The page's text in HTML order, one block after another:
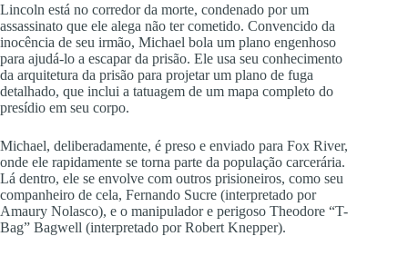
Lincoln está no corredor da morte, condenado por um
assassinato que ele alega não ter cometido. Convencido da
inocência de seu irmão, Michael bola um plano engenhoso
para ajudá-lo a escapar da prisão. Ele usa seu conhecimento
da arquitetura da prisão para projetar um plano de fuga
detalhado, que inclui a tatuagem de um mapa completo do
presídio em seu corpo.
Michael, deliberadamente, é preso e enviado para Fox River,
onde ele rapidamente se torna parte da população carcerária.
Lá dentro, ele se envolve com outros prisioneiros, como seu
companheiro de cela, Fernando Sucre (interpretado por
Amaury Nolasco), e o manipulador e perigoso Theodore “T-
Bag” Bagwell (interpretado por Robert Knepper).